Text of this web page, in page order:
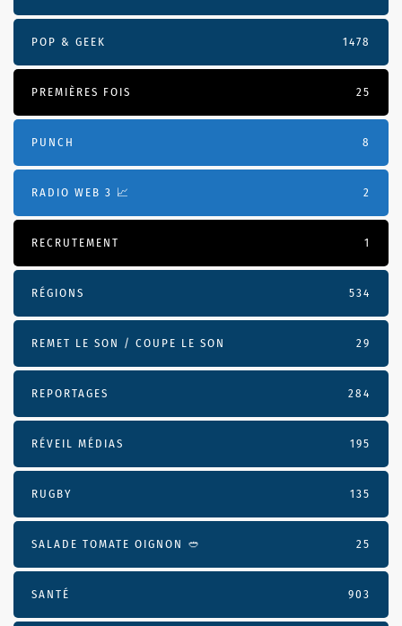
POP & GEEK 1478
PREMIÈRES FOIS 25
PUNCH 8
RADIO WEB 3 📈 2
RECRUTEMENT 1
RÉGIONS 534
REMET LE SON / COUPE LE SON 29
REPORTAGES 284
RÉVEIL MÉDIAS 195
RUGBY 135
SALADE TOMATE OIGNON 🥙 25
SANTÉ 903